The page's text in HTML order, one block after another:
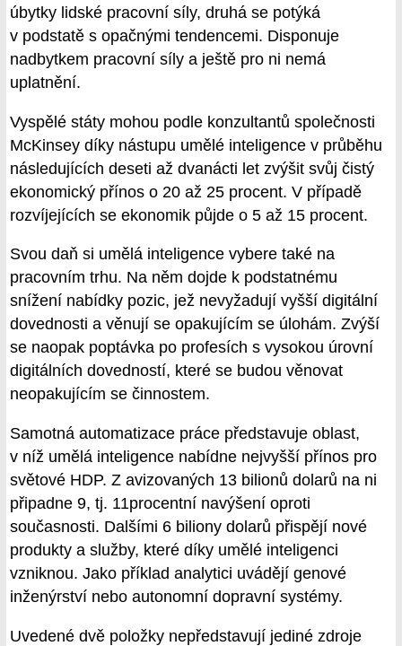
úbytky lidské pracovní síly, druhá se potýká
v podstatě s opačnými tendencemi. Disponuje
nadbytkem pracovní síly a ještě pro ni nemá
uplatnění.
Vyspělé státy mohou podle konzultantů společnosti
McKinsey díky nástupu umělé inteligence v průběhu
následujících deseti až dvanácti let zvýšit svůj čistý
ekonomický přínos o 20 až 25 procent. V případě
rozvíjejících se ekonomik půjde o 5 až 15 procent.
Svou daň si umělá inteligence vybere také na
pracovním trhu. Na něm dojde k podstatnému
snížení nabídky pozic, jež nevyžadují vyšší digitální
dovednosti a věnují se opakujícím se úlohám. Zvýší
se naopak poptávka po profesích s vysokou úrovní
digitálních dovedností, které se budou věnovat
neopakujícím se činnostem.
Samotná automatizace práce představuje oblast,
v níž umělá inteligence nabídne nejvyšší přínos pro
světové HDP. Z avizovaných 13 bilionů dolarů na ni
připadne 9, tj. 11procentní navýšení oproti
současnosti. Dalšími 6 biliony dolarů přispějí nové
produkty a služby, které díky umělé inteligenci
vzniknou. Jako příklad analytici uvádějí genové
inženýrství nebo autonomní dopravní systémy.
Uvedené dvě položky nepředstavují jediné zdroje